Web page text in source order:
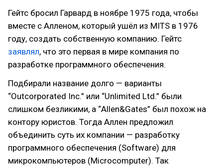
Гейтс бросил Гарвард в ноябре 1975 года, чтобы
вместе с Алленом, который ушёл из MITS в 1976
году, создать собственную компанию. Гейтс
заявлял, что это первая в мире компания по
разработке программного обеспечения.
Подбирали название долго — варианты
“Outcorporated Inc.” или “Unlimited Ltd.” были
слишком безликими, а “Allen&Gates” был похож на
контору юристов. Тогда Аллен предложил
объединить суть их компании — разработку
программного обеспечения (Software) для
микрокомпьютеров (Microcomputer). Так